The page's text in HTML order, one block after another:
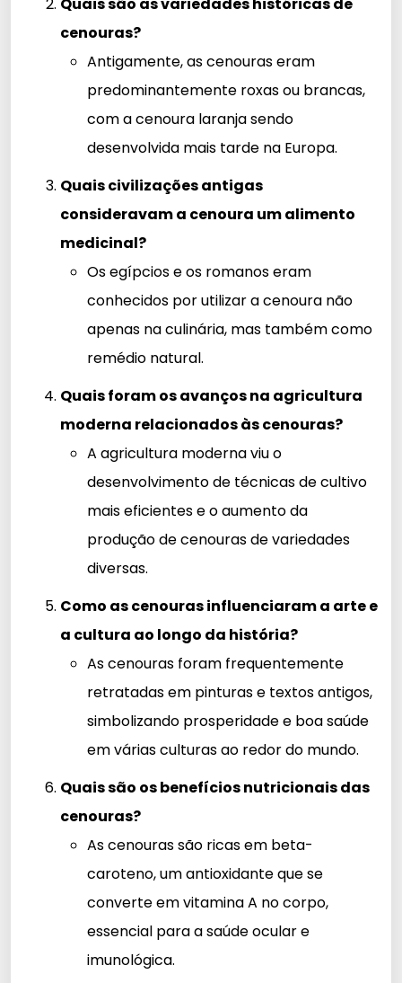
cenouras?
Antigamente, as cenouras eram
predominantemente roxas ou brancas,
com a cenoura laranja sendo
desenvolvida mais tarde na Europa.
Quais civilizações antigas
consideravam a cenoura um alimento
medicinal?
Os egípcios e os romanos eram
conhecidos por utilizar a cenoura não
apenas na culinária, mas também como
remédio natural.
Quais foram os avanços na agricultura
moderna relacionados às cenouras?
A agricultura moderna viu o
desenvolvimento de técnicas de cultivo
mais eficientes e o aumento da
produção de cenouras de variedades
diversas.
Como as cenouras influenciaram a arte e
a cultura ao longo da história?
As cenouras foram frequentemente
retratadas em pinturas e textos antigos,
simbolizando prosperidade e boa saúde
em várias culturas ao redor do mundo.
Quais são os benefícios nutricionais das
cenouras?
As cenouras são ricas em beta-
caroteno, um antioxidante que se
converte em vitamina A no corpo,
essencial para a saúde ocular e
imunológica.